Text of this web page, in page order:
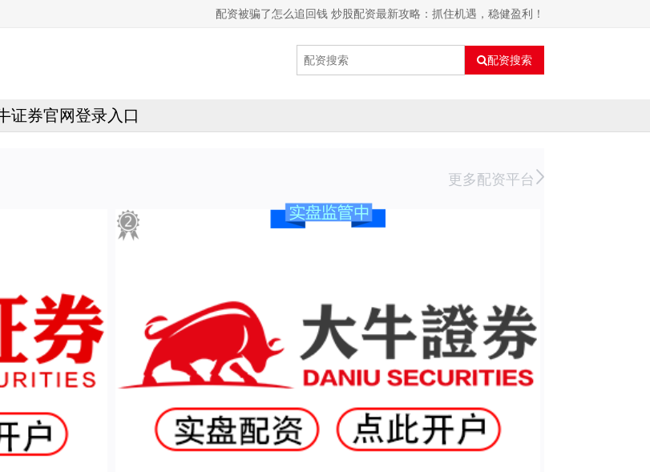
配资被骗了怎么追回钱 炒股配资最新攻略：抓住机遇，稳健盈利！
配资搜索
证券官网登录入口
更多配资平台